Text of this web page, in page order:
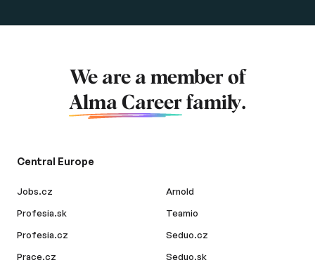
We are a member of
Alma Career family.
Central Europe
Jobs.cz
Profesia.sk
Profesia.cz
Prace.cz
Arnold
Teamio
Seduo.cz
Seduo.sk